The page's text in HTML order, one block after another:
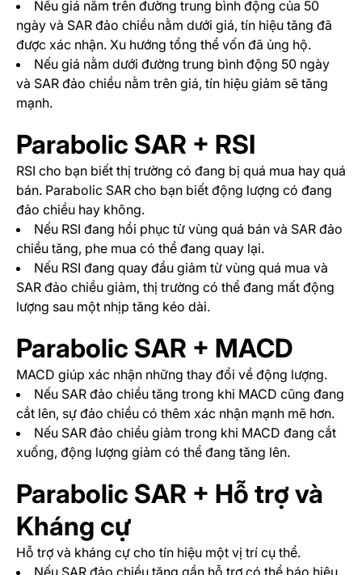
Nếu giá nằm trên đường trung bình động của 50
ngày và SAR đảo chiều nằm dưới giá, tín hiệu tăng đã
được xác nhận. Xu hướng tổng thể vốn đã ủng hộ.
Nếu giá nằm dưới đường trung bình động 50 ngày
và SAR đảo chiều nằm trên giá, tín hiệu giảm sẽ tăng
mạnh.
Parabolic SAR + RSI
RSI cho bạn biết thị trường có đang bị quá mua hay quá
bán. Parabolic SAR cho bạn biết động lượng có đang
đảo chiều hay không.
Nếu RSI đang hồi phục từ vùng quá bán và SAR đảo
chiều tăng, phe mua có thể đang quay lại.
Nếu RSI đang quay đầu giảm từ vùng quá mua và
SAR đảo chiều giảm, thị trường có thể đang mất động
lượng sau một nhịp tăng kéo dài.
Parabolic SAR + MACD
MACD giúp xác nhận những thay đổi về động lượng.
Nếu SAR đảo chiều tăng trong khi MACD cũng đang
cắt lên, sự đảo chiều có thêm xác nhận mạnh mẽ hơn.
Nếu SAR đảo chiều giảm trong khi MACD đang cắt
xuống, động lượng giảm có thể đang tăng lên.
Parabolic SAR + Hỗ trợ và
Kháng cự
Hỗ trợ và kháng cự cho tín hiệu một vị trí cụ thể.